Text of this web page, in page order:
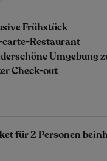
Frühstück
Restaurant
Umgebung
Check-out
für 2 Personen